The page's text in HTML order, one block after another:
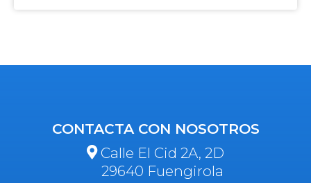
CONTACTA CON NOSOTROS
Calle El Cid 2A, 2D
29640 Fuengirola